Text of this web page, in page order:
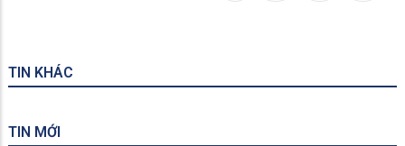
TIN KHÁC
TIN MỚI